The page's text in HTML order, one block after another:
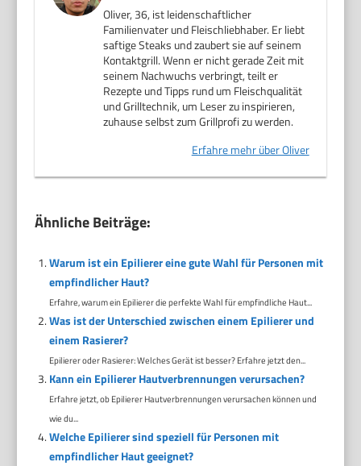
Oliver, 36, ist leidenschaftlicher
Familienvater und Fleischliebhaber. Er liebt
saftige Steaks und zaubert sie auf seinem
Kontaktgrill. Wenn er nicht gerade Zeit mit
seinem Nachwuchs verbringt, teilt er
Rezepte und Tipps rund um Fleischqualität
und Grilltechnik, um Leser zu inspirieren,
zuhause selbst zum Grillprofi zu werden.
Erfahre mehr über Oliver
Ähnliche Beiträge:
Warum ist ein Epilierer eine gute Wahl für Personen mit
empfindlicher Haut?
Erfahre, warum ein Epilierer die perfekte Wahl für empfindliche Haut...
Was ist der Unterschied zwischen einem Epilierer und
einem Rasierer?
Epilierer oder Rasierer: Welches Gerät ist besser? Erfahre jetzt den...
Kann ein Epilierer Hautverbrennungen verursachen?
Erfahre jetzt, ob Epilierer Hautverbrennungen verursachen können und
wie du...
Welche Epilierer sind speziell für Personen mit
empfindlicher Haut geeignet?